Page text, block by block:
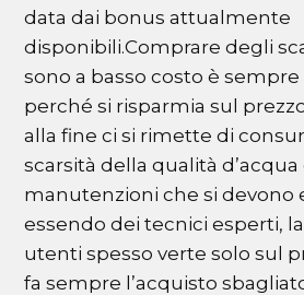
data dai bonus attualmente
disponibili.Comprare degli
sono a basso costo è
perché si risparmia sul
alla fine ci si rimette di
scarsità della qualità
manutenzioni che si devono
essendo dei tecnici esperti,
utenti spesso verte solo sul
fa sempre l’acquisto